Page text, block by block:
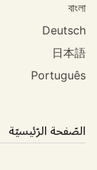
বাংলা
Deutsch
日本語
Português
الصّفحة الرّئيسيّة